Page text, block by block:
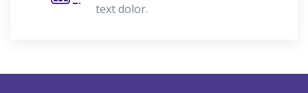
text dolor.